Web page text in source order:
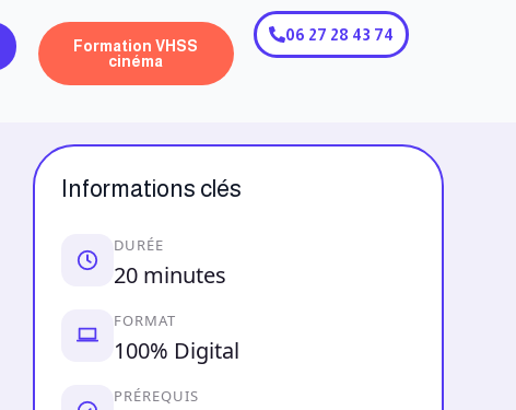
Formation VHSS
cinéma
06 27 28 43 74
Informations clés
DURÉE
20 minutes
FORMAT
100% Digital
PRÉREQUIS